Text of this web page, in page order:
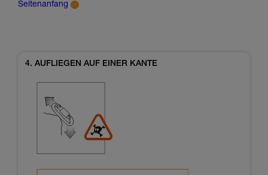
Seitenanfang
4. AUFLIEGEN AUF EINER KANTE